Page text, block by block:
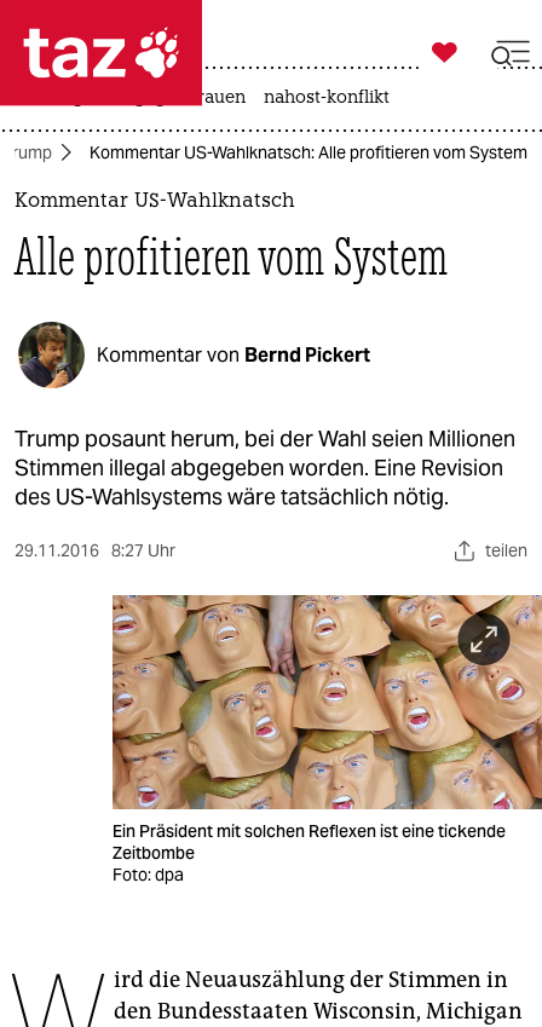
 taz zahl ich
taz zahl ich
politik
öko
gesellschaft
kultur
sport
berlin
wahrheit
veranstaltungen
abo

taz zahl ich
gewalt gegen frauen nahost-konflikt
Kommentar US-Wahlknatsch: Alle profitieren vom System
Kommentar US-Wahlknatsch
Alle profitieren vom System
Kommentar von Bernd Pickert
Trump posaunt herum, bei der Wahl seien Millionen
Stimmen illegal abgegeben worden. Eine Revision
des US-Wahlsystems wäre tatsächlich nötig.
29.11.2016 8:27 Uhr teilen
Ein Präsident mit solchen Reflexen ist eine tickende
Zeitbombe
Foto: dpa
ird die Neuauszählung der Stimmen in
den Bundesstaaten Wisconsin, Michigan